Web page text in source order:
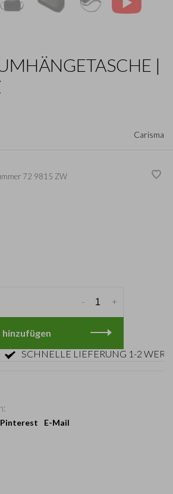
|
Carisma
72 9815 ZW
+
-
SCHNELLE LIEFERUNG 1-2
Pinterest E-Mail